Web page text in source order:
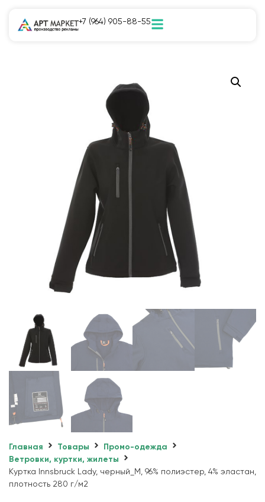
+7 (964) 905-88-55
Главная Товары
Промо-одежда
Ветровки, куртки, жилеты
Куртка Innsbruck Lady, черный_M, 96% полиэстер, 4% эластан,
плотность 280 г/м2